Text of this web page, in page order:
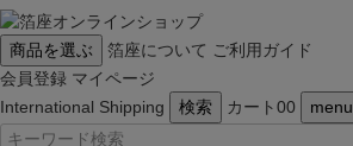
商品を選ぶ 箔座について ご利用ガイド
会員登録 マイページ
International Shipping
検索 カート00 menu